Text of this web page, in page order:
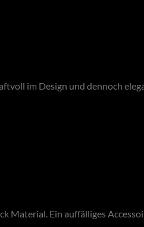
im Design und dennoch
Material. Ein auffälliges